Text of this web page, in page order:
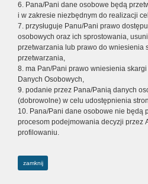
6. Pana/Pani dane osobowe będą
i w zakresie niezbędnym do realizacji
7. przysługuje Panu/Pani prawo
osobowych oraz ich sprostowania,
przetwarzania lub prawo do wniesienia
przetwarzania,
8. ma Pan/Pani prawo wniesienia
Danych Osobowych,
9. podanie przez Pana/Panią danych
(dobrowolne) w celu udostępnienia
10. Pana/Pani dane osobowe nie będą
procesom podejmowania decyzji przez
profilowaniu.
zamknij